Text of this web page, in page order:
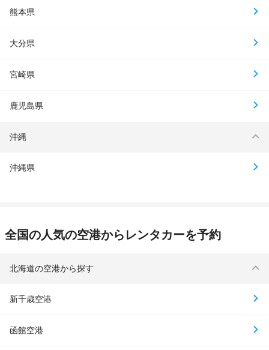
熊本県
大分県
宮崎県
鹿児島県
沖縄
沖縄県
全国の人気の空港からレンタカーを予約
北海道の空港から探す
新千歳空港
函館空港